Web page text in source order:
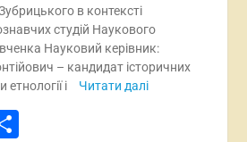
в контексті
студій Наукового
Науковий керівник:
– кандидат історичних
і
Читати далі
Поділитися